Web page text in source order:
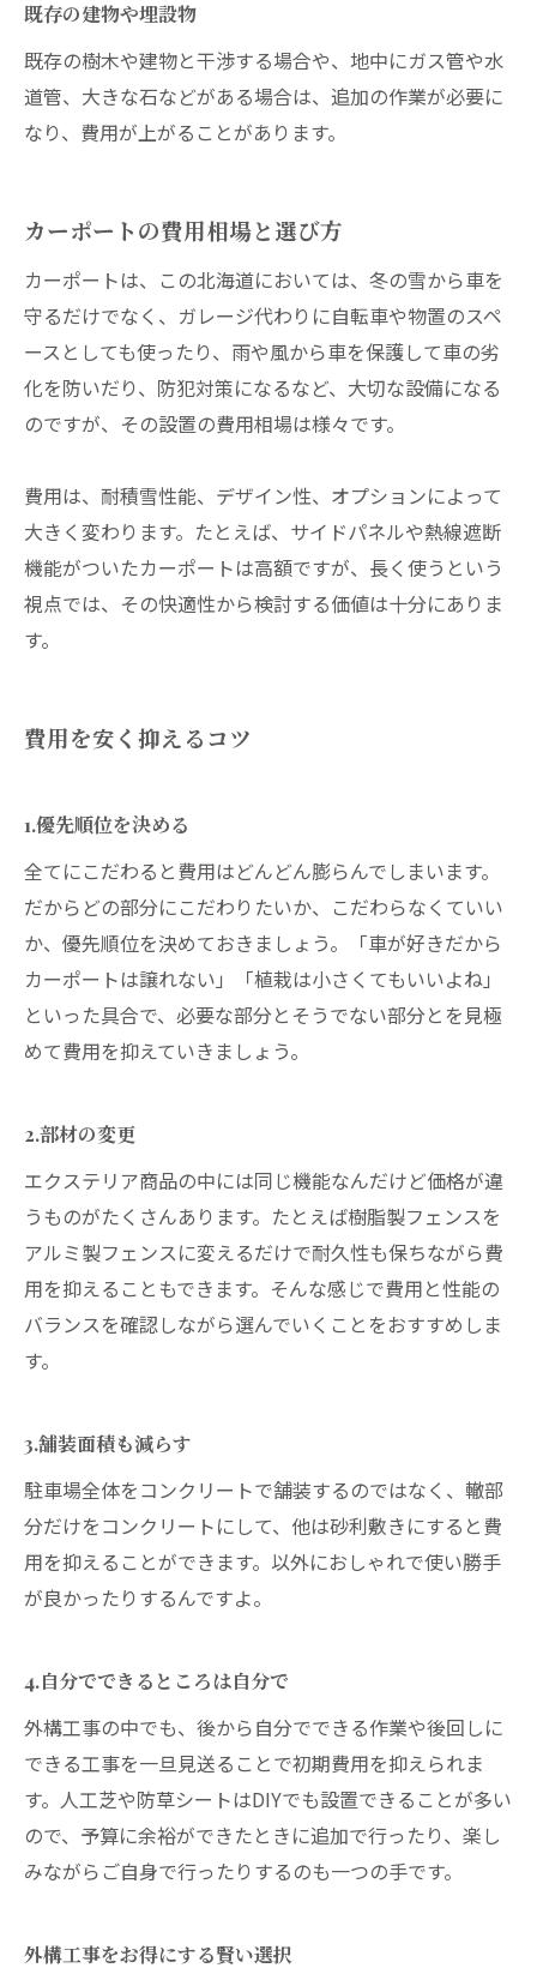
既存の建物や埋設物
既存の樹木や建物と干渉する場合や、地中にガス管や水
道管、大きな石などがある場合は、追加の作業が必要に
なり、費用が上がることがあります。
カーポートの費用相場と選び方
カーポートは、この北海道においては、冬の雪から車を
守るだけでなく、ガレージ代わりに自転車や物置のスペ
ースとしても使ったり、雨や風から車を保護して車の劣
化を防いだり、防犯対策になるなど、大切な設備になる
のですが、その設置の費用相場は様々です。
費用は、耐積雪性能、デザイン性、オプションによって
大きく変わります。たとえば、サイドパネルや熱線遮断
機能がついたカーポートは高額ですが、長く使うという
視点では、その快適性から検討する価値は十分にありま
す。
費用を安く抑えるコツ
1.優先順位を決める
全てにこだわると費用はどんどん膨らんでしまいます。
だからどの部分にこだわりたいか、こだわらなくていい
か、優先順位を決めておきましょう。「車が好きだから
カーポートは譲れない」「植栽は小さくてもいいよね」
といった具合で、必要な部分とそうでない部分とを見極
めて費用を抑えていきましょう。
2.部材の変更
エクステリア商品の中には同じ機能なんだけど価格が違
うものがたくさんあります。たとえば樹脂製フェンスを
アルミ製フェンスに変えるだけで耐久性も保ちながら費
用を抑えることもできます。そんな感じで費用と性能の
バランスを確認しながら選んでいくことをおすすめしま
す。
3.舗装面積も減らす
駐車場全体をコンクリートで舗装するのではなく、轍部
分だけをコンクリートにして、他は砂利敷きにすると費
用を抑えることができます。以外におしゃれで使い勝手
が良かったりするんですよ。
4.自分でできるところは自分で
外構工事の中でも、後から自分でできる作業や後回しに
できる工事を一旦見送ることで初期費用を抑えられま
す。人工芝や防草シートはDIYでも設置できることが多い
ので、予算に余裕ができたときに追加で行ったり、楽し
みながらご自身で行ったりするのも一つの手です。
外構工事をお得にする賢い選択